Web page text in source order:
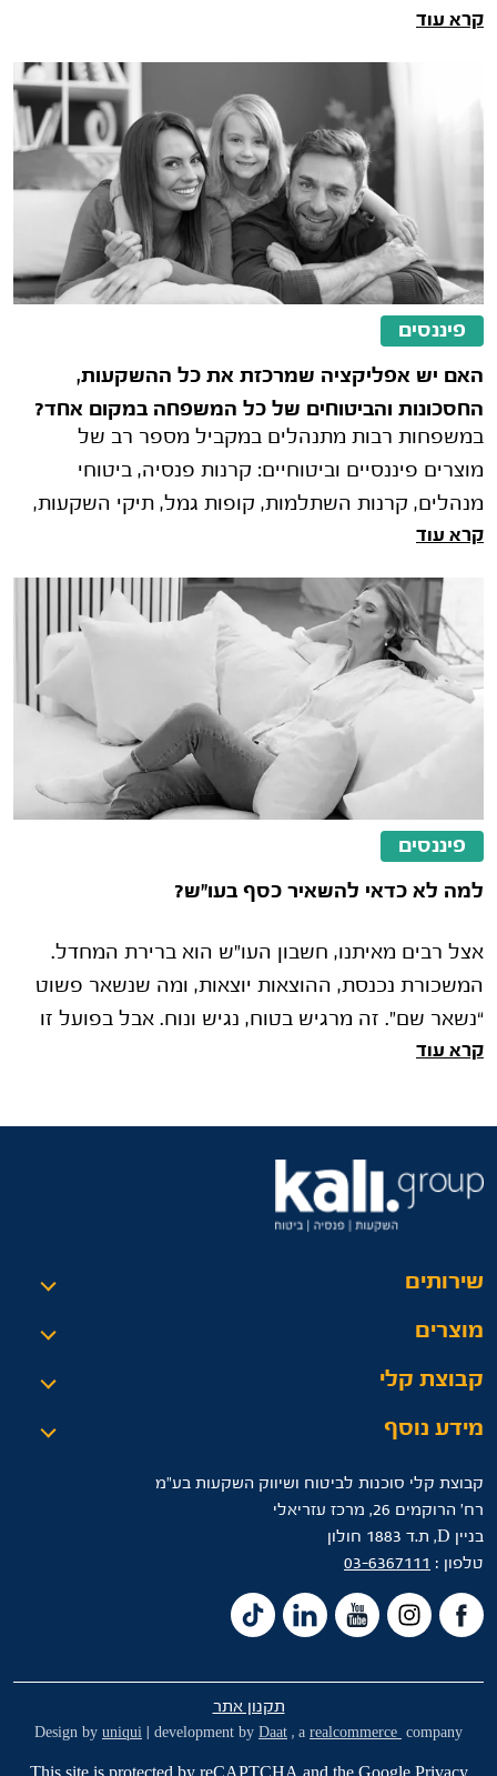
לפני שבוחנים תשואות, מסלולי השקעה א
קרא עוד
פיננסים
האם יש אפליקציה שמרכזת את כל ההשקעות,
החסכונות והביטוחים של כל המשפחה במקום אחד?
במשפחות רבות מתנהלים במקביל מספר רב של
מוצרים פיננסיים וביטוחיים: קרנות פנסיה, ביטוחי
מנהלים, קרנות השתלמות, קופות גמל, תיקי השקעות,
פוליסות חיסכון, ביטוחי חיים וביט�
קרא עוד
פיננסים
למה לא כדאי להשאיר כסף בעו"ש?
אצל רבים מאיתנו, חשבון העו"ש הוא ברירת המחדל.
המשכורת נכנסת, ההוצאות יוצאות, ומה שנשאר פשוט
“נשאר שם”. זה מרגיש בטוח, נגיש ונוח. אבל בפועל זו
אחת ההתנהגויות הפיננסיות
קרא עוד
שירותים
מוצרים
קבוצת קלי
מידע נוסף
קבוצת קלי סוכנות לביטוח ושיווק השקעות בע"מ
רח’ הרוקמים 26, מרכז עזריאלי
בניין D, ת.ד 1883 חולון
טלפון : 03-6367111
תקנון אתר
Design by uniqui | development by Daat , a realcommerce company